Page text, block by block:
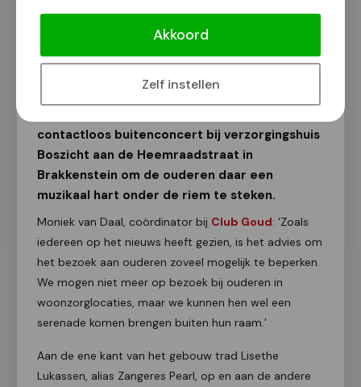
Akkoord
Zelf instellen
[Video] Club Goud steunt ouderen op
Van onze redactie
contactloos buitenconcert bij verzorgingshuis
Boszicht aan de Heemraadstraat in
Brakkenstein om de ouderen daar een
muzikaal hart onder de riem te steken.
Moniek van Daal, coördinator bij Club Goud: ‘Zoals
iedereen op het nieuws heeft gezien, is het advies om
het bezoek aan ouderen zoveel mogelijk te beperken.
We mogen niet meer op bezoek bij ouderen in
woonzorglocaties, maar we kunnen hen wel een
serenade komen brengen buiten hun raam.’
Aan de ene kant van het gebouw trad Lisethe
Lukassen, alias Zangeres Pearl, op en aan de andere